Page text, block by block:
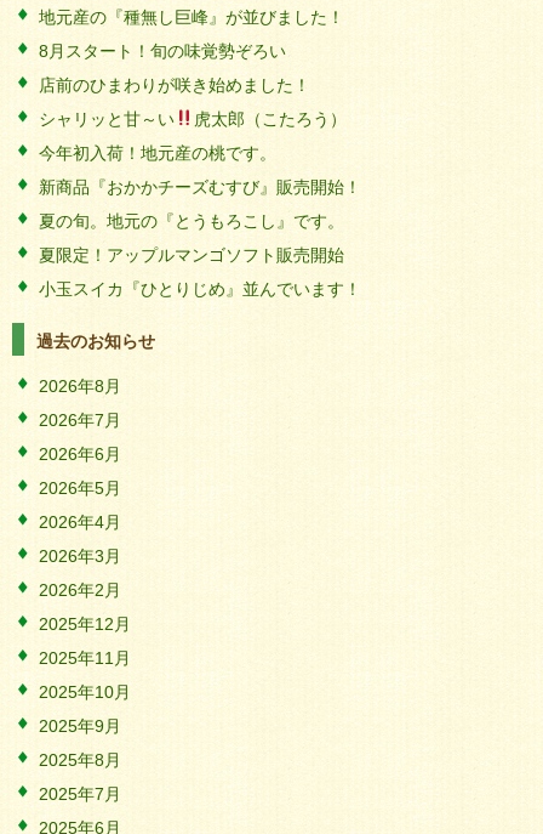
地元産の『種無し巨峰』が並びました！
8月スタート！旬の味覚勢ぞろい
店前のひまわりが咲き始めました！
シャリッと甘～い
虎太郎（こたろう）
今年初入荷！地元産の桃です。
新商品『おかかチーズむすび』販売開始！
夏の旬。地元の『とうもろこし』です。
夏限定！アップルマンゴソフト販売開始
小玉スイカ『ひとりじめ』並んでいます！
過去のお知らせ
2026年8月
2026年7月
2026年6月
2026年5月
2026年4月
2026年3月
2026年2月
2025年12月
2025年11月
2025年10月
2025年9月
2025年8月
2025年7月
2025年6月